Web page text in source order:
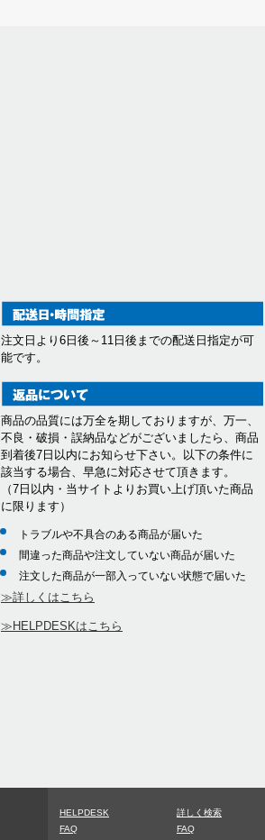
注文日より6日後～11日後までの配送日指定が可
能です。
商品の品質には万全を期しておりますが、万一、
不良・破損・誤納品などがございましたら、商品
到着後7日以内にお知らせ下さい。以下の条件に
該当する場合、早急に対応させて頂きます。
（7日以内・当サイトよりお買い上げ頂いた商品
に限ります）
トラブルや不具合のある商品が届いた
間違った商品や注文していない商品が届いた
注文した商品が一部入っていない状態で届いた
≫詳しくはこちら
≫HELPDESKはこちら
HELPDESK
FAQ
詳しく検索
FAQ